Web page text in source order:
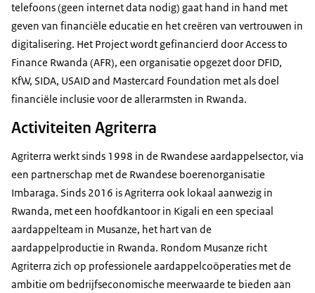
telefoons (geen internet data nodig) gaat hand in hand met
geven van financiële educatie en het creëren van vertrouwen in
digitalisering. Het Project wordt gefinancierd door Access to
Finance Rwanda (AFR), een organisatie opgezet door DFID,
KfW, SIDA, USAID and Mastercard Foundation met als doel
financiële inclusie voor de allerarmsten in Rwanda.
Activiteiten Agriterra
Agriterra werkt sinds 1998 in de Rwandese aardappelsector, via
een partnerschap met de Rwandese boerenorganisatie
Imbaraga. Sinds 2016 is Agriterra ook lokaal aanwezig in
Rwanda, met een hoofdkantoor in Kigali en een speciaal
aardappelteam in Musanze, het hart van de
aardappelproductie in Rwanda. Rondom Musanze richt
Agriterra zich op professionele aardappelcoöperaties met de
ambitie om bedrijfseconomische meerwaarde te bieden aan